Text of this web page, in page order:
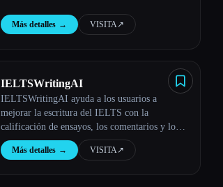
Más detalles → VISITA↗︎
IELTSWritingAI
IELTSWritingAI ayuda a los usuarios a
mejorar la escritura del IELTS con la
calificación de ensayos, los comentarios y los
ejemplos de ensayos impulsados por la IA para
aumentar las puntuaciones de manera eficiente.
Más detalles → VISITA↗︎